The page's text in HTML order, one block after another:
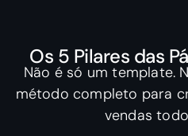
Os 5 Pilares das
Não é só um template.
método completo para
vendas